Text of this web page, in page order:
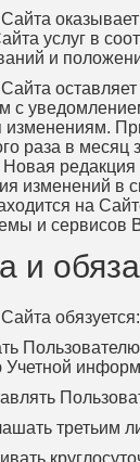
услуг в
и
с
изменениям.
раза в месяц
редакция
изменений в
на
и сервисов
и
обязуется:
третьим